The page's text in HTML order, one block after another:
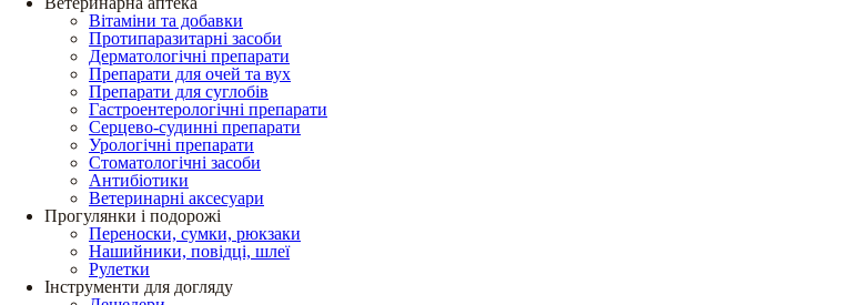
Вітаміни та добавки
Протипаразитарні засоби
Дерматологічні препарати
Препарати для очей та вух
Препарати для суглобів
Гастроентерологічні препарати
Серцево-судинні препарати
Урологічні препарати
Стоматологічні засоби
Антибіотики
Ветеринарні аксесуари
Прогулянки і подорожі
Переноски, сумки, рюкзаки
Нашийники, повідці, шлеї
Рулетки
Інструменти для догляду